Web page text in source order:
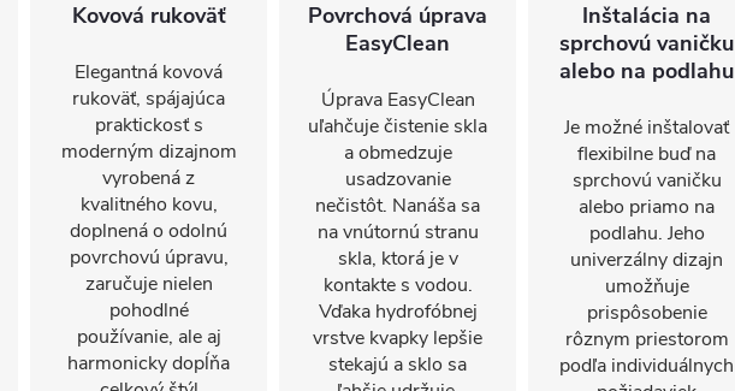
Kovová rukoväť
Elegantná kovová
rukoväť, spájajúca
praktickosť s
moderným dizajnom
vyrobená z
kvalitného kovu,
doplnená o odolnú
povrchovú úpravu,
zaručuje nielen
pohodlné
používanie, ale aj
harmonicky dopĺňa
Povrchová úprava
EasyClean
Úprava EasyClean
uľahčuje čistenie skla
a obmedzuje
usadzovanie
nečistôt. Nanáša sa
na vnútornú stranu
skla, ktorá je v
kontakte s vodou.
Vďaka hydrofóbnej
vrstve kvapky lepšie
stekajú a sklo sa
Inštalácia na
sprchovú vaničku
alebo na podlahu
Je možné inštalovať
flexibilne buď na
sprchovú vaničku
alebo priamo na
podlahu. Jeho
univerzálny dizajn
umožňuje
prispôsobenie
rôznym priestorom
podľa individuálnych